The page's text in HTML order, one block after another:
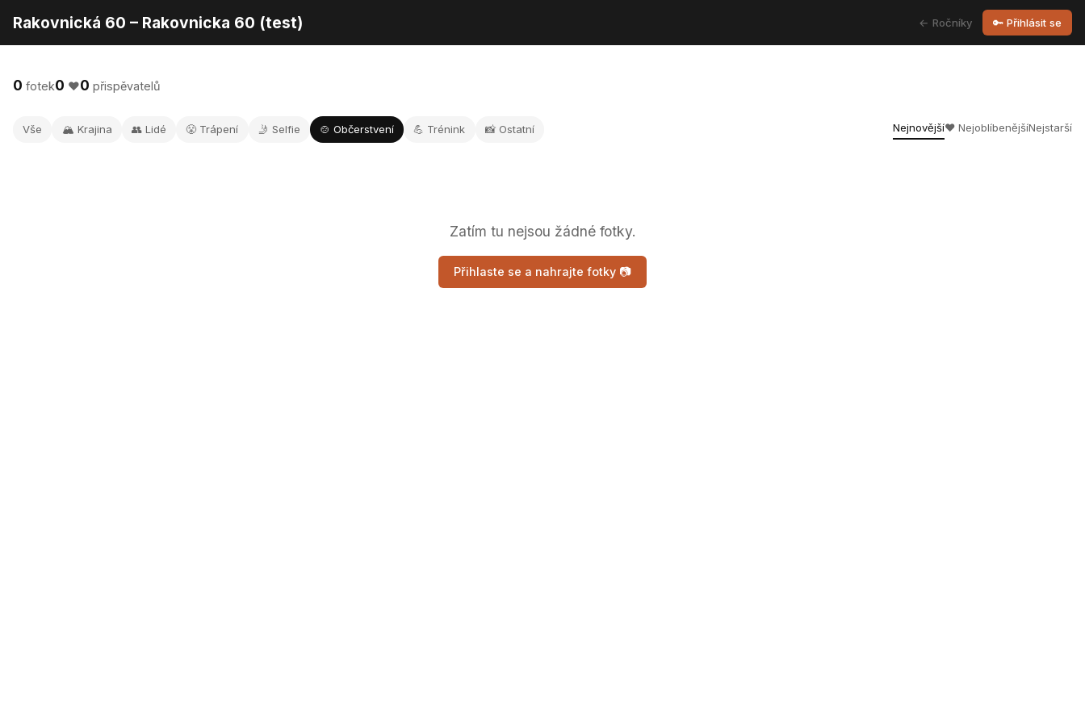
Rakovnická 60 – Rakovnicka 60 (test) ← Ročníky 🔑 Přihlásit se
0 fotek0 ❤️0 přispěvatelů
Vše 🏔️ Krajina 👥 Lidé 😤 Trápení 🤳 Selfie 🍲 Občerstvení 💪 Trénink 📸 Ostatní Nejnovější❤️ NejoblíbenějšíNejstarší
Zatím tu nejsou žádné fotky.
Přihlaste se a nahrajte fotky 📷